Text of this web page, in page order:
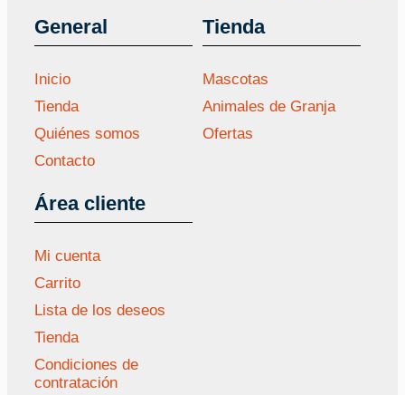
General
Inicio
Tienda
Quiénes somos
Contacto
Área cliente
Mi cuenta
Carrito
Lista de los deseos
Tienda
Condiciones de
contratación
Tienda
Mascotas
Animales de Granja
Ofertas